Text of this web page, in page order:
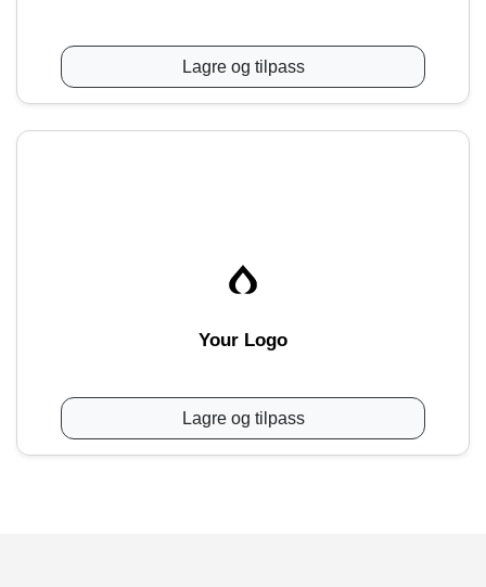
Lagre og tilpass
Your Logo
Lagre og tilpass